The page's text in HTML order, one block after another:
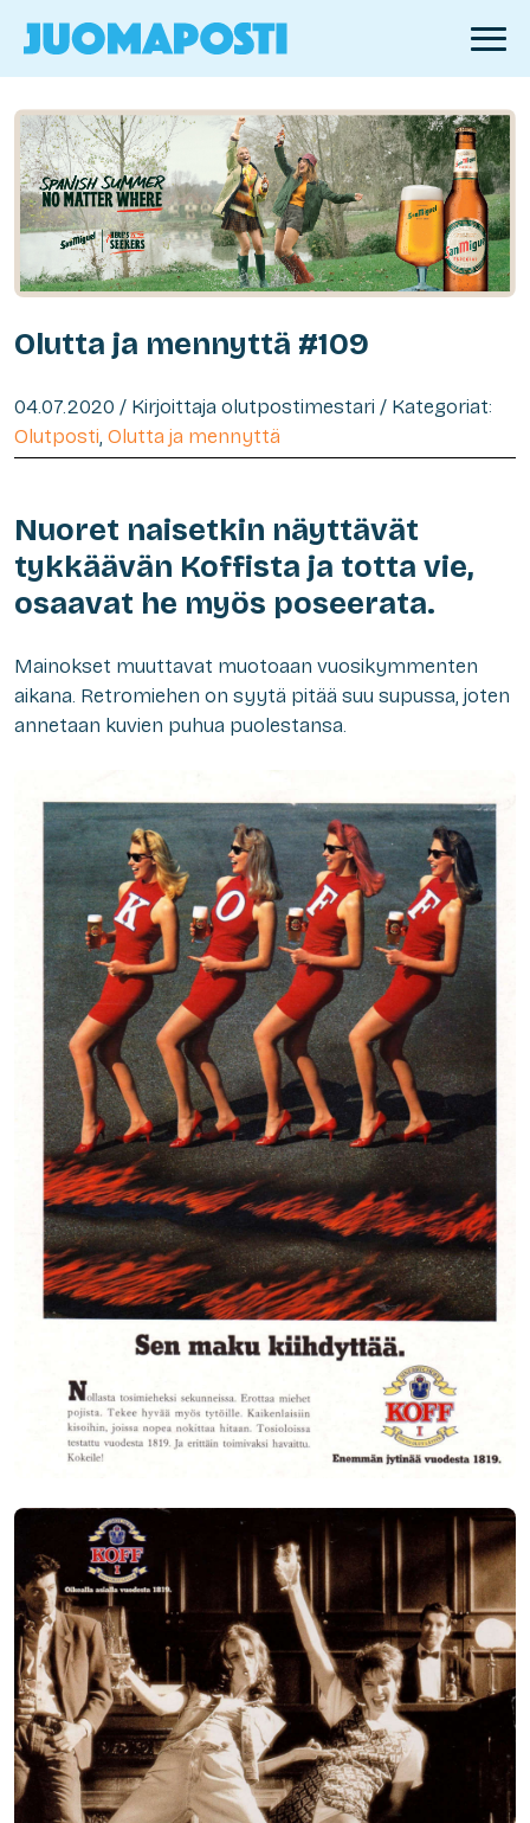
Olutta ja mennyttä #109
04.07.2020 / Kirjoittaja olutpostimestari / Kategoriat:
Olutposti, Olutta ja mennyttä
Nuoret naisetkin näyttävät
tykkäävän Koffista ja totta vie,
osaavat he myös poseerata.
Mainokset muuttavat muotoaan vuosikymmenten
aikana. Retromiehen on syytä pitää suu supussa, joten
annetaan kuvien puhua puolestansa.